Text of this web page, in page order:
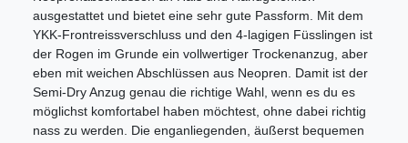
ausgestattet und bietet eine sehr gute Passform. Mit dem
YKK-Frontreissverschluss und den 4-lagigen Füsslingen ist
der Rogen im Grunde ein vollwertiger Trockenanzug, aber
eben mit weichen Abschlüssen aus Neopren. Damit ist der
Semi-Dry Anzug genau die richtige Wahl, wenn es du es
möglichst komfortabel haben möchtest, ohne dabei richtig
nass zu werden. Die enganliegenden, äußerst bequemen